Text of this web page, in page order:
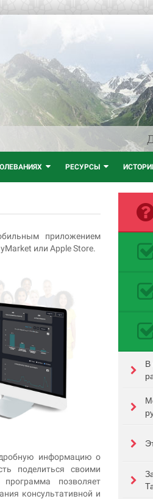
РЕСУРСЫ
приложением
или Apple Store.
информацию о
поделиться своими
позволяет
консультативной и
В